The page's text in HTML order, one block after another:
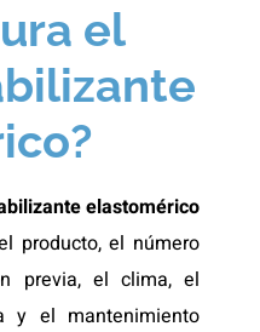
el
elastomérico
producto, el número
previa, el clima, el
y el mantenimiento